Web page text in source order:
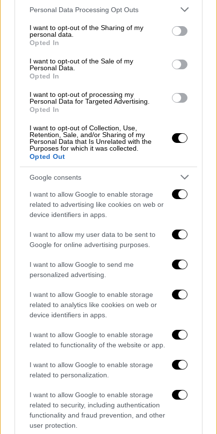
Please note that this website/app uses one or more Google
not limited to your visit or usage behaviour. You may click to
grant or deny consent to Google and its third-party tags to
use your data for below specified purposes in below Google
consent section.
Personal Data Processing Opt Outs
I want to opt-out of the Sharing of my
personal data.
Opted In
I want to opt-out of the Sale of my
Personal Data.
Opted In
I want to opt-out of processing my
Personal Data for Targeted Advertising.
Opted In
I want to opt-out of Collection, Use,
Retention, Sale, and/or Sharing of my
Personal Data that Is Unrelated with the
Purposes for which it was collected.
Opted Out
Google consents
I want to allow Google to enable storage
related to advertising like cookies on web or
device identifiers in apps.
I want to allow my user data to be sent to
Google for online advertising purposes.
I want to allow Google to send me
personalized advertising.
I want to allow Google to enable storage
related to analytics like cookies on web or
device identifiers in apps.
I want to allow Google to enable storage
related to functionality of the website or app.
I want to allow Google to enable storage
related to personalization.
I want to allow Google to enable storage
related to security, including authentication
functionality and fraud prevention, and other
user protection.
Αντιθέτως, «βούλιαξαν» οΛιούις Χάμιλτον
διαθέτουν, μακράν του δεύτερου, το
καλύτερο μονοθέσιο (
στην έκτη και στην ένατη θέση μη
μπορώντας να ακολουθήσουν τον
αγωνιστικό ρυθμό των πρώτων. Για πρώτη
φορά εφέτος, οι Mercedes έχασαν την pole
position! Εκπληξη πάντως αποτέλεσε και η
και του συνήθως τελευταίουΤζιοβινάτσι
στη δέκατη.
Στη Racing Point πάντως... έχασαν τα λόγια
τους από την πρωτιά του Στρολ όπως
καταδεικνύει και το πανηγυρικό tweet που
δεν βγάζει κανένα απολύτως νόημα!
NLFCMELQW;NCLKWENCKLNEQKLC
MEKLQNKLCMEQWLHNFOPQEM;OF
VNLQEM;OVNWERIOJVCORWNIOVJ
WEO;JFOP3QPOFHIOPE4NWOIUGFH
24POIENVOIWERNOPFJ2490JWEGF
OP4HJ2EOPFJ2H4WJOPGFJ24OPIW
FJOE;SJFIOVWEJPOFGH9P24JWGOI
OFJ24HPOWEJGFOPJ249WJFPO2J4
WEO;GJWOP4IRJG
— Aston Martin Cognizant F1 Team
2020
Η κατάταξη